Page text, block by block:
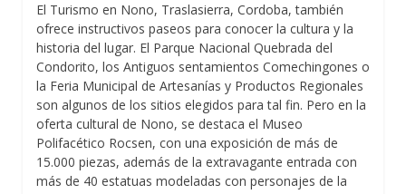
El Turismo en Nono, Traslasierra, Cordoba, también
ofrece instructivos paseos para conocer la cultura y la
historia del lugar. El Parque Nacional Quebrada del
Condorito, los Antiguos sentamientos Comechingones o
la Feria Municipal de Artesanías y Productos Regionales
son algunos de los sitios elegidos para tal fin. Pero en la
oferta cultural de Nono, se destaca el Museo
Polifacético Rocsen, con una exposición de más de
15.000 piezas, además de la extravagante entrada con
más de 40 estatuas modeladas con personajes de la